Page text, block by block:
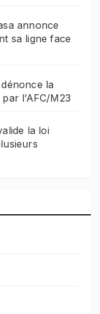
annonce
sa ligne face
la
l’AFC/M23
la loi